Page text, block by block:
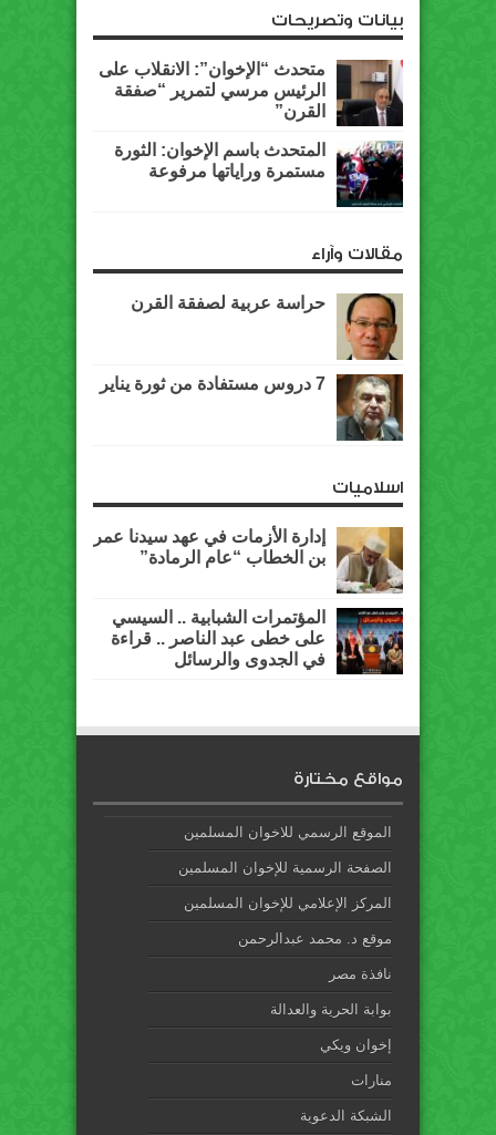
بيانات وتصريحات
متحدث “الإخوان”: الانقلاب على
الرئيس مرسي لتمرير “صفقة
القرن”
المتحدث باسم الإخوان: الثورة
مستمرة وراياتها مرفوعة
مقالات وآراء
حراسة عربية لصفقة القرن
7 دروس مستفادة من ثورة يناير
اسلاميات
إدارة الأزمات في عهد سيدنا عمر
بن الخطاب “عام الرمادة”
المؤتمرات الشبابية .. السيسي
على خطى عبد الناصر .. قراءة
في الجدوى والرسائل
مواقع مختارة
الموقع الرسمي للاخوان المسلمين
الصفحة الرسمية للإخوان المسلمين
المركز الإعلامي للإخوان المسلمين
موقع د. محمد عبدالرحمن
نافذة مصر
بوابة الحرية والعدالة
إخوان ويكي
منارات
الشبكة الدعوية